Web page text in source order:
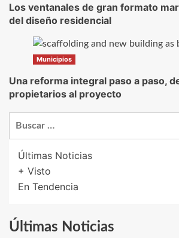
Los ventanales de gran formato
del diseño residencial
Municipios
Una reforma integral paso a paso,
propietarios al proyecto
Últimas Noticias
+ Visto
En Tendencia
Últimas Noticias